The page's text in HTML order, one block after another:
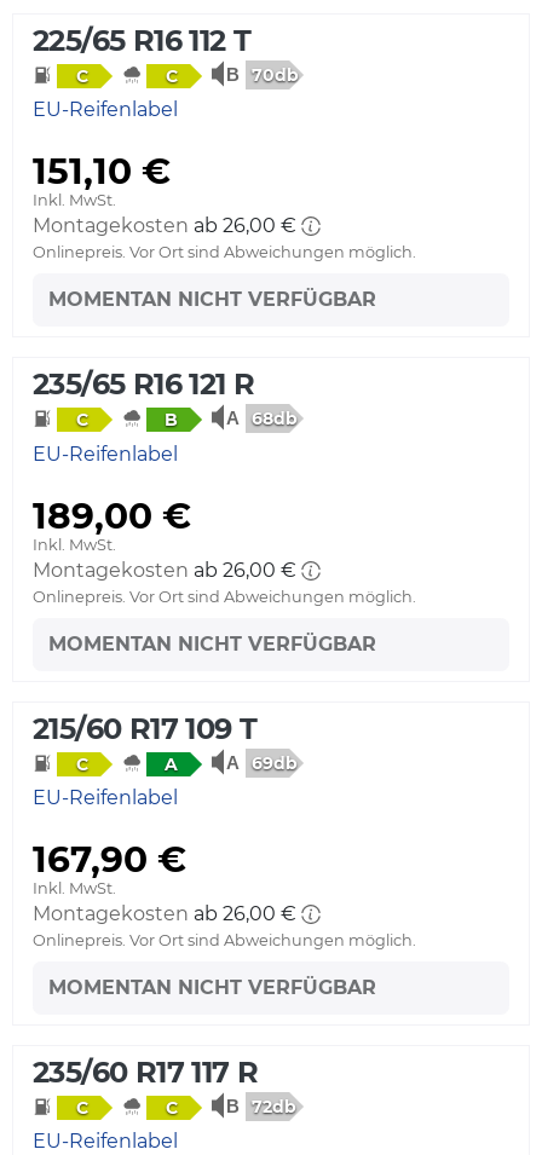
225/65 R16 112 T
C C 70db
EU-Reifenlabel
151,10 €
Inkl. MwSt.
Montagekosten ab 26,00 €
Onlinepreis. Vor Ort sind Abweichungen möglich.
MOMENTAN NICHT VERFÜGBAR
235/65 R16 121 R
C B 68db
EU-Reifenlabel
189,00 €
Inkl. MwSt.
Montagekosten ab 26,00 €
Onlinepreis. Vor Ort sind Abweichungen möglich.
MOMENTAN NICHT VERFÜGBAR
215/60 R17 109 T
C A 69db
EU-Reifenlabel
167,90 €
Inkl. MwSt.
Montagekosten ab 26,00 €
Onlinepreis. Vor Ort sind Abweichungen möglich.
MOMENTAN NICHT VERFÜGBAR
235/60 R17 117 R
C C 72db
EU-Reifenlabel